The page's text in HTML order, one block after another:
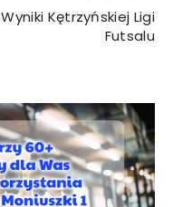
Wyniki Kętrzyńskiej Ligi
Futsalu